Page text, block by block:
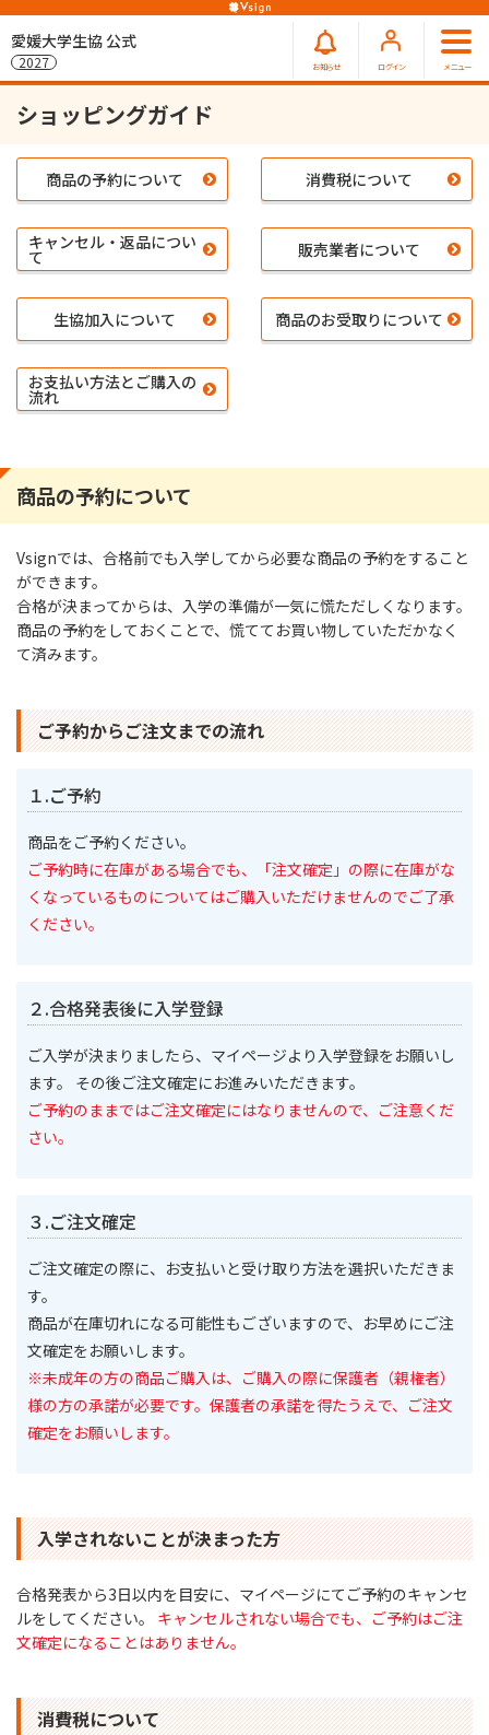
愛媛大学生協 公式
2027 お知らせ ログイン メニュー
ショッピングガイド
商品の予約について 消費税について
キャンセル・返品につい
て 販売業者について
生協加入について 商品のお受取りについて
お支払い方法とご購入の
流れ
商品の予約について
Vsignでは、合格前でも入学してから必要な商品の予約をすること
ができます。
合格が決まってからは、入学の準備が一気に慌ただしくなります。
商品の予約をしておくことで、慌ててお買い物していただかなく
て済みます。
ご予約からご注文までの流れ
１.ご予約
商品をご予約ください。
ご予約時に在庫がある場合でも、「注文確定」の際に在庫がな
くなっているものについてはご購入いただけませんのでご了承
ください。
２.合格発表後に入学登録
ご入学が決まりましたら、マイページより入学登録をお願いし
ます。 その後ご注文確定にお進みいただきます。
ご予約のままではご注文確定にはなりませんので、ご注意くだ
さい。
３.ご注文確定
ご注文確定の際に、お支払いと受け取り方法を選択いただきま
す。
商品が在庫切れになる可能性もございますので、お早めにご注
文確定をお願いします。
※未成年の方の商品ご購入は、ご購入の際に保護者（親権者）
様の方の承諾が必要です。保護者の承諾を得たうえで、ご注文
確定をお願いします。
入学されないことが決まった方
合格発表から3日以内を目安に、マイページにてご予約のキャンセ
ルをしてください。 キャンセルされない場合でも、ご予約はご注
文確定になることはありません。
消費税について